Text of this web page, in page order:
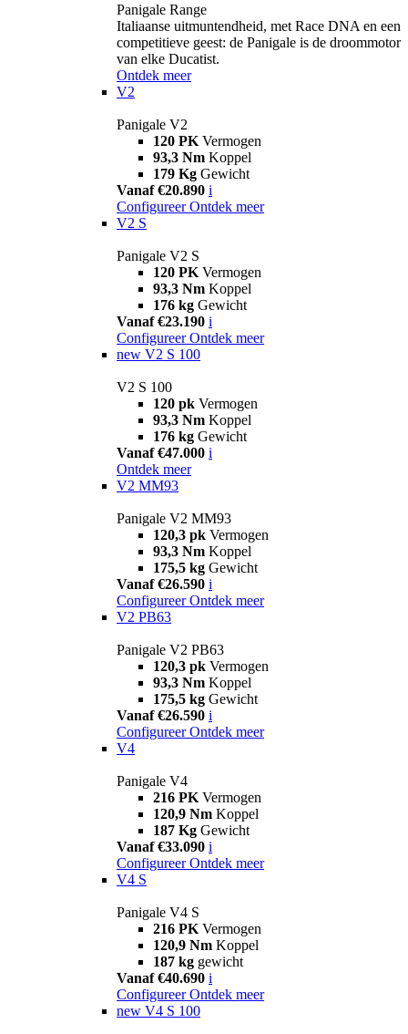
Panigale Range
Italiaanse uitmuntendheid, met Race DNA en een
competitieve geest: de Panigale is de droommotor
van elke Ducatist.
Ontdek meer
V2
Panigale V2
120 PK Vermogen
93,3 Nm Koppel
179 Kg Gewicht
Vanaf €20.890 i
Configureer Ontdek meer
V2 S
Panigale V2 S
120 PK Vermogen
93,3 Nm Koppel
176 kg Gewicht
Vanaf €23.190 i
Configureer Ontdek meer
new V2 S 100
V2 S 100
120 pk Vermogen
93,3 Nm Koppel
176 kg Gewicht
Vanaf €47.000 i
Ontdek meer
V2 MM93
Panigale V2 MM93
120,3 pk Vermogen
93,3 Nm Koppel
175,5 kg Gewicht
Vanaf €26.590 i
Configureer Ontdek meer
V2 PB63
Panigale V2 PB63
120,3 pk Vermogen
93,3 Nm Koppel
175,5 kg Gewicht
Vanaf €26.590 i
Configureer Ontdek meer
V4
Panigale V4
216 PK Vermogen
120,9 Nm Koppel
187 Kg Gewicht
Vanaf €33.090 i
Configureer Ontdek meer
V4 S
Panigale V4 S
216 PK Vermogen
120,9 Nm Koppel
187 kg gewicht
Vanaf €40.690 i
Configureer Ontdek meer
new V4 S 100